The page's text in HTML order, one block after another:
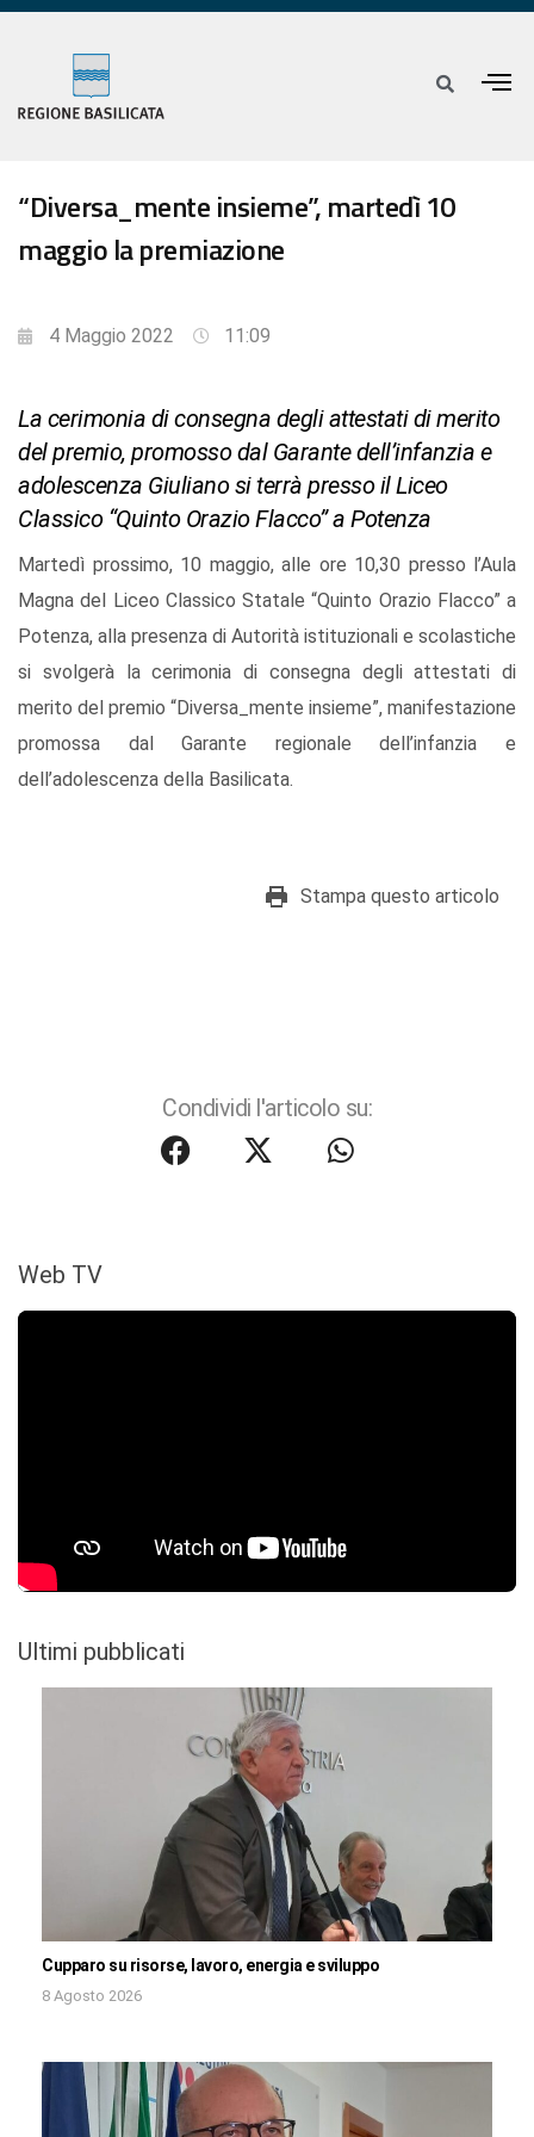
“Diversa_mente insieme”, martedì 10
maggio la premiazione
4 Maggio 2022 11:09
La cerimonia di consegna degli attestati di merito
del premio, promosso dal Garante dell’infanzia e
adolescenza Giuliano si terrà presso il Liceo
Classico “Quinto Orazio Flacco” a Potenza
Martedì prossimo, 10 maggio, alle ore 10,30 presso l’Aula
Magna del Liceo Classico Statale “Quinto Orazio Flacco” a
Potenza, alla presenza di Autorità istituzionali e scolastiche
si svolgerà la cerimonia di consegna degli attestati di
merito del premio “Diversa_mente insieme”, manifestazione
promossa dal Garante regionale dell’infanzia e
dell’adolescenza della Basilicata.
Stampa questo articolo
Condividi l'articolo su:
Web TV
Ultimi pubblicati
Cupparo su risorse, lavoro, energia e sviluppo
8 Agosto 2026